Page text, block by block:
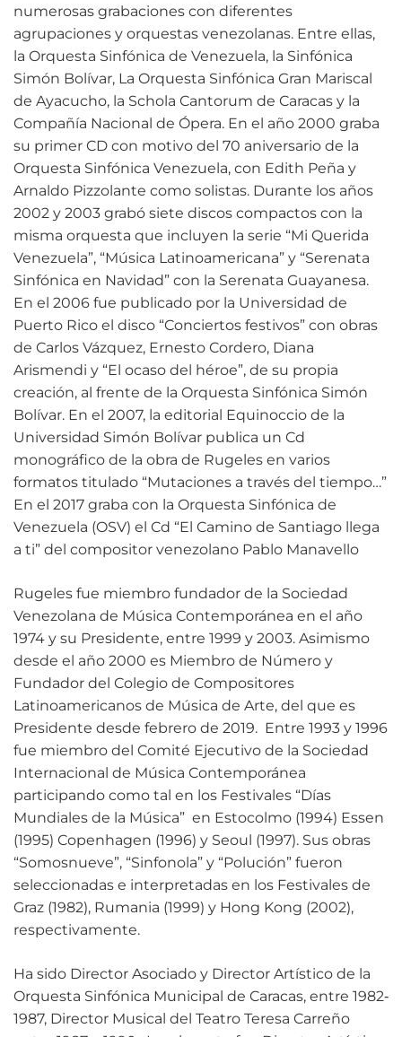
numerosas grabaciones con diferentes
agrupaciones y orquestas venezolanas. Entre ellas,
la Orquesta Sinfónica de Venezuela, la Sinfónica
Simón Bolívar, La Orquesta Sinfónica Gran Mariscal
de Ayacucho, la Schola Cantorum de Caracas y la
Compañía Nacional de Ópera. En el año 2000 graba
su primer CD con motivo del 70 aniversario de la
Orquesta Sinfónica Venezuela, con Edith Peña y
Arnaldo Pizzolante como solistas. Durante los años
2002 y 2003 grabó siete discos compactos con la
misma orquesta que incluyen la serie “Mi Querida
Venezuela”, “Música Latinoamericana” y “Serenata
Sinfónica en Navidad” con la Serenata Guayanesa.
En el 2006 fue publicado por la Universidad de
Puerto Rico el disco “Conciertos festivos” con obras
de Carlos Vázquez, Ernesto Cordero, Diana
Arismendi y “El ocaso del héroe”, de su propia
creación, al frente de la Orquesta Sinfónica Simón
Bolívar. En el 2007, la editorial Equinoccio de la
Universidad Simón Bolívar publica un Cd
monográfico de la obra de Rugeles en varios
formatos titulado “Mutaciones a través del tiempo…”
En el 2017 graba con la Orquesta Sinfónica de
Venezuela (OSV) el Cd “El Camino de Santiago llega
a ti” del compositor venezolano Pablo Manavello
Rugeles fue miembro fundador de la Sociedad
Venezolana de Música Contemporánea en el año
1974 y su Presidente, entre 1999 y 2003. Asimismo
desde el año 2000 es Miembro de Número y
Fundador del Colegio de Compositores
Latinoamericanos de Música de Arte, del que es
Presidente desde febrero de 2019. Entre 1993 y 1996
fue miembro del Comité Ejecutivo de la Sociedad
Internacional de Música Contemporánea
participando como tal en los Festivales “Días
Mundiales de la Música” en Estocolmo (1994) Essen
(1995) Copenhagen (1996) y Seoul (1997). Sus obras
“Somosnueve”, “Sinfonola” y “Polución” fueron
seleccionadas e interpretadas en los Festivales de
Graz (1982), Rumania (1999) y Hong Kong (2002),
respectivamente.
Ha sido Director Asociado y Director Artístico de la
Orquesta Sinfónica Municipal de Caracas, entre 1982‐
1987, Director Musical del Teatro Teresa Carreño